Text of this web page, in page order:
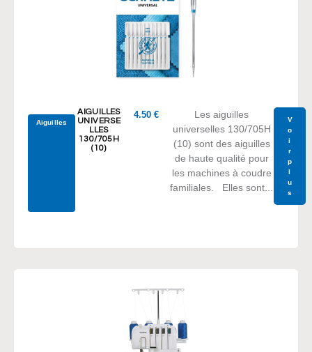
Aiguilles
AIGUILLES
UNIVERSE
LLES
130/705H
(10)
4.50€
Les aiguilles
universelles 130/705H
(10) sont des aiguilles
de haute qualité pour
les machines à coudre
familiales. Elles sont...
V
o
i
r
p
l
u
s